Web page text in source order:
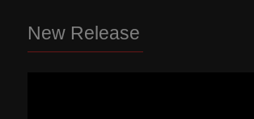
New Release